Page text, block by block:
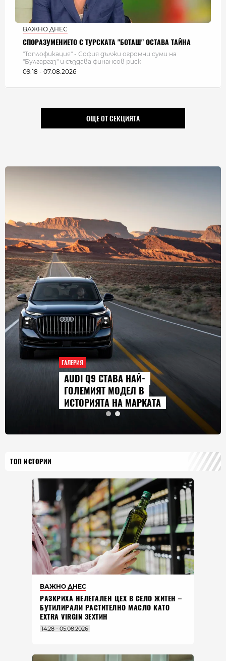
ВАЖНО ДНЕС
СПОРАЗУМЕНИЕТО С ТУРСКАТА "БОТАШ" ОСТАВА ТАЙНА
"Топлофикация" - София дължи огромни суми на
"Булгаргаз" и създава финансов риск
09:18 - 07.08.2026
ОЩЕ ОТ СЕКЦИЯТА
ГАЛЕРИЯ
AUDI Q9 СТАВА НАЙ-
ГОЛЕМИЯТ МОДЕЛ В
ИСТОРИЯТА НА МАРКАТА
ТОП ИСТОРИИ
ВАЖНО ДНЕС
РАЗКРИХА НЕЛЕГАЛЕН ЦЕХ В СЕЛО ЖИТЕН –
БУТИЛИРАЛИ РАСТИТЕЛНО МАСЛО КАТО
EXTRA VIRGIN ЗЕХТИН
14:28 - 05.08.2026